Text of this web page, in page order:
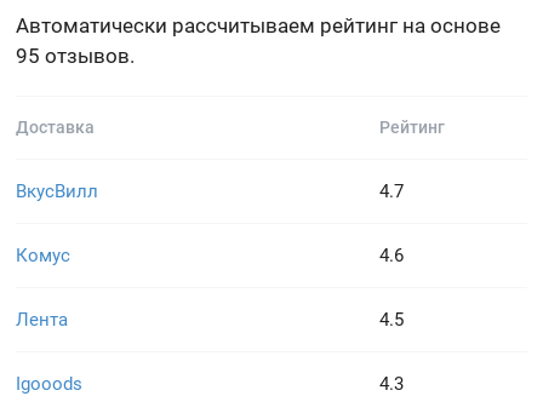
Автоматически рассчитываем рейтинг на основе
95 отзывов.
Доставка Рейтинг
ВкусВилл 4.7
Комус 4.6
Лента 4.5
Igooods 4.3